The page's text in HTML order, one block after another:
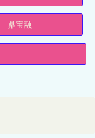
鼎宝融